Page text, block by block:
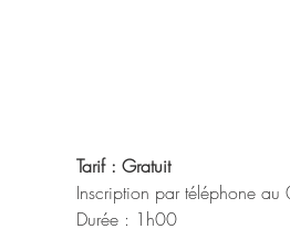
Tarif : Gratuit
Inscription par téléphone
Durée : 1h00